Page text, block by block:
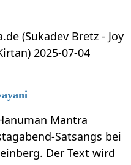
(Sukadev Bretz - Joy
2025-07-04
Mantra
Satsangs bei
Der Text wird